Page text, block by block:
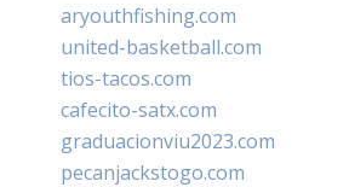
aryouthfishing.com
united-basketball.com
tios-tacos.com
cafecito-satx.com
graduacionviu2023.com
pecanjackstogo.com